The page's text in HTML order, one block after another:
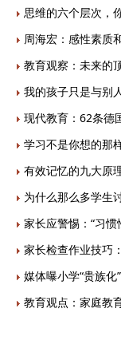
思维的六个层次，
周海宏：感性素质
教育观察：未来的
我的孩子只是与别
现代教育：62条德
学习不是你想的
有效记忆的九大原
为什么那么多学生
家长应警惕：“习惯
家长检查作业技巧
媒体曝小学“贵族
教育观点：家庭教